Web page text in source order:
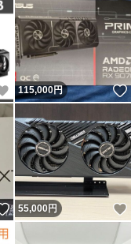
いいね！
115,000円
いいね！
55,000円